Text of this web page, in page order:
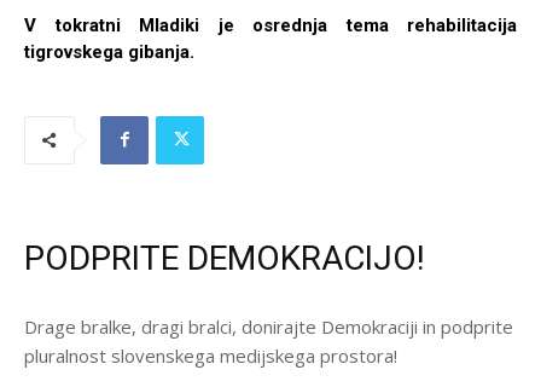
V tokratni Mladiki je osrednja tema rehabilitacija
tigrovskega gibanja.
PODPRITE DEMOKRACIJO!
Drage bralke, dragi bralci, donirajte Demokraciji in podprite
pluralnost slovenskega medijskega prostora!